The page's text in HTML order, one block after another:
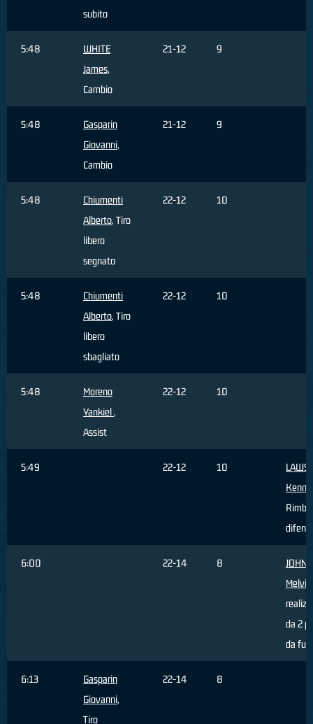
subito
5:48
WHITE
James,
Cambio
21-12 9
5:48
Gasparin
Giovanni,
Cambio
21-12 9
5:48
Chiumenti
Alberto, Tiro
libero
segnato
22-12 10
5:48
Chiumenti
Alberto, Tiro
libero
sbagliato
22-12 10
5:48
Moreno
Yankiel,
Assist
22-12 10
5:49 22-12 10
Kenny
6:00 22-14 8
Melvin
da 2
da
6:13
Gasparin
Giovanni,
Tiro
22-14 8